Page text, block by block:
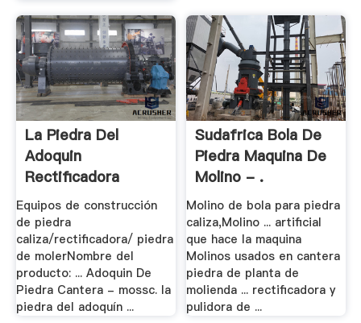
La Piedra Del
Adoquin
Rectificadora
Equipos de construcción
de piedra
caliza/rectificadora/ piedra
de molerNombre del
producto: ... Adoquin De
Piedra Cantera - mossc. la
piedra del adoquín ...
Sudafrica Bola De
Piedra Maquina De
Molino - .
Molino de bola para piedra
caliza,Molino ... artificial
que hace la maquina
Molinos usados en cantera
piedra de planta de
molienda ... rectificadora y
pulidora de ...